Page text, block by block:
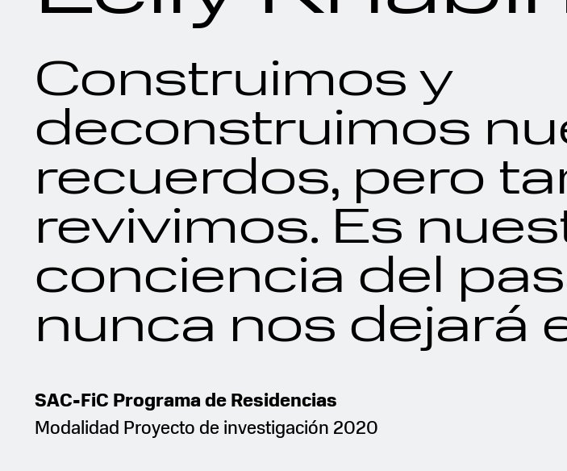
Construimos y
deconstruimos
recuerdos, pero
revivimos. Es
conciencia del
nunca nos dejará
SAC-FiC Programa de Residencias
Modalidad Proyecto de investigación 2020